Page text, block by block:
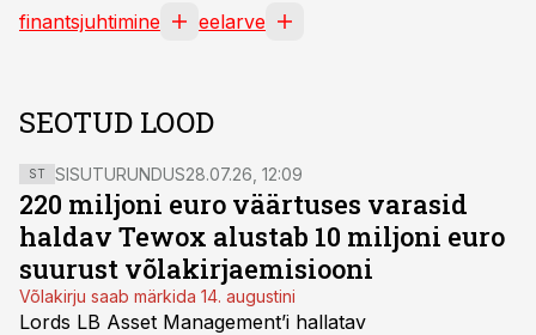
finantsjuhtimine eelarve
SEOTUD LOOD
ST SISUTURUNDUS28.07.26, 12:09
220 miljoni euro väärtuses varasid
haldav Tewox alustab 10 miljoni euro
suurust võlakirjaemisiooni
Võlakirju saab märkida 14. augustini
Lords LB Asset Management’i hallatav